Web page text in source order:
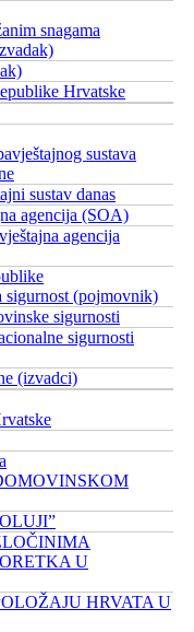
snagama
Hrvatske
sustava
sustav danas
agencija (SOA)
agencija
sigurnost (pojmovnik)
sigurnosti
sigurnosti
(izvadci)
U
HRVATA U